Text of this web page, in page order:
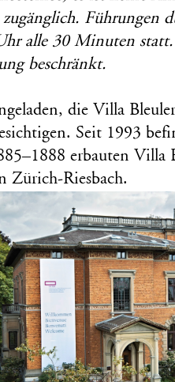
zugänglich. Führungen
alle 30 Minuten
beschränkt.
die Villa
Seit 1993
erbauten Villa
Zürich-Riesbach.